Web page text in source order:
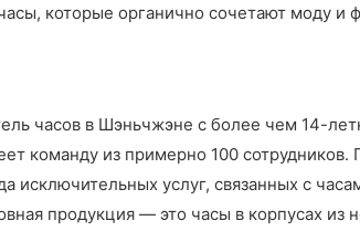
которые органично сочетают моду
часов в Шэньчжэне с более чем 14-
команду из примерно 100
исключительных услуг, связанных с
продукция — это часы в корпусах